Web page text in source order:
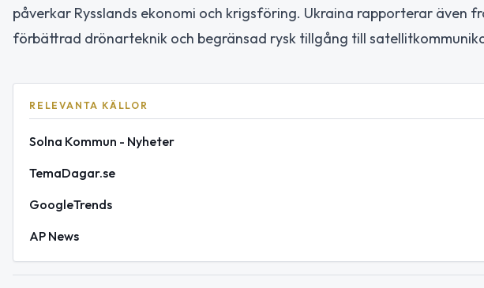
påverkar Rysslands ekonomi och krigsföring. Ukraina rapporterar även
förbättrad drönarteknik och begränsad rysk tillgång till
RELEVANTA KÄLLOR
Solna Kommun - Nyheter
TemaDagar.se
GoogleTrends
AP News